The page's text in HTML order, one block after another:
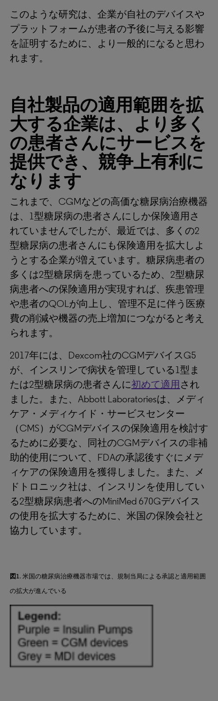
このような研究は、企業が自社のデバイスや
プラットフォームが患者の予後に与える影響
を証明するために、より一般的になると思わ
れます。
自社製品の適用範囲を拡
大する企業は、より多く
の患者さんにサービスを
提供でき、競争上有利に
なります
これまで、CGMなどの高価な糖尿病治療機器
は、1型糖尿病の患者さんにしか保険適用さ
れていませんでしたが、最近では、多くの2
型糖尿病の患者さんにも保険適用を拡大しよ
うとする企業が増えています。糖尿病患者の
多くは2型糖尿病を患っているため、2型糖尿
病患者への保険適用が実現すれば、疾患管理
や患者のQOLが向上し、管理不足に伴う医療
費の削減や機器の売上増加につながると考え
られます。
2017年には、Dexcom社のCGMデバイスG5
が、インスリンで病状を管理している1型ま
たは2型糖尿病の患者さんに初めて適用され
ました。また、Abbott Laboratoriesは、メディ
ケア・メディケイド・サービスセンター
（CMS）がCGMデバイスの保険適用を検討す
るために必要な、同社のCGMデバイスの非補
助的使用について、FDAの承認後すぐにメデ
ィケアの保険適用を獲得しました。また、メ
ドトロニック社は、インスリンを使用してい
る2型糖尿病患者へのMiniMed 670Gデバイス
の使用を拡大するために、米国の保険会社と
協力しています。
図1. 米国の糖尿病治療機器市場では、規制当局による承認と適用範囲
の拡大が進んでいる